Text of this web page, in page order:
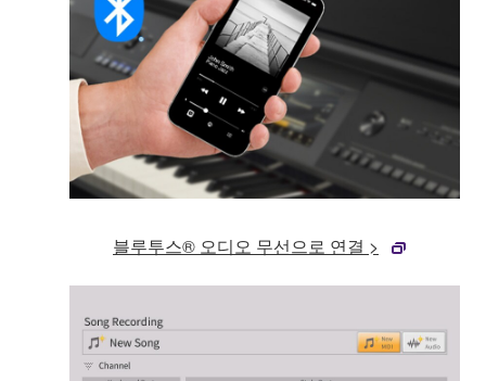
블루투스® 오디오 무선으로 연결 >